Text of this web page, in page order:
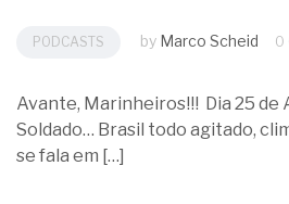
PODCASTS by Marco Scheid 0
Avante, Marinheiros!!! Dia 25 de
Soldado… Brasil todo agitado,
se fala em […]